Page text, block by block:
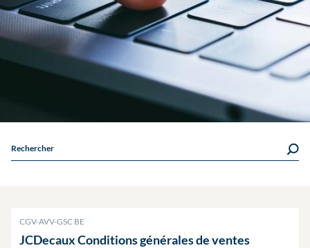
Rechercher
CGV-AVV-GSC BE
JCDecaux Conditions générales de ventes